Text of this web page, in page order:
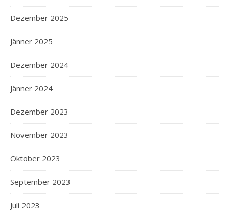
Dezember 2025
Jänner 2025
Dezember 2024
Jänner 2024
Dezember 2023
November 2023
Oktober 2023
September 2023
Juli 2023